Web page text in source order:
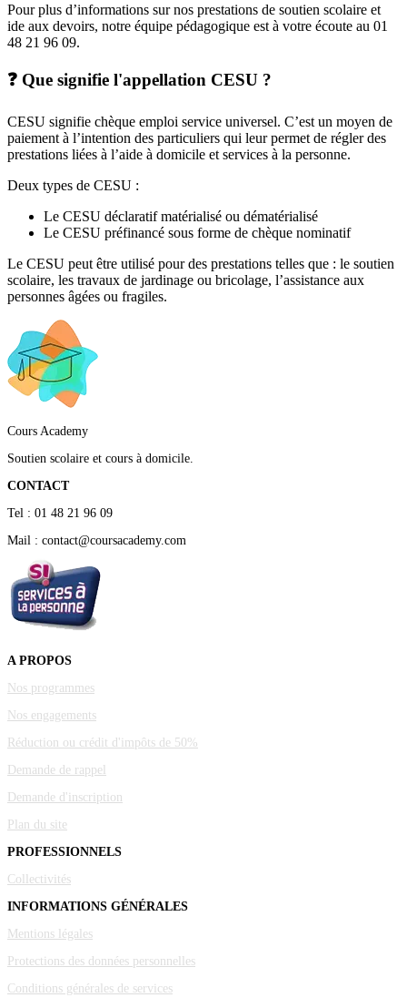
Pour plus d’informations sur nos prestations de soutien scolaire et
ide aux devoirs, notre équipe pédagogique est à votre écoute au 01
48 21 96 09.
❓ Que signifie l'appellation CESU ?
CESU signifie chèque emploi service universel. C’est un moyen de
paiement à l’intention des particuliers qui leur permet de régler des
prestations liées à l’aide à domicile et services à la personne.
Deux types de CESU :
Le CESU déclaratif matérialisé ou dématérialisé
Le CESU préfinancé sous forme de chèque nominatif
Le CESU peut être utilisé pour des prestations telles que : le soutien
scolaire, les travaux de jardinage ou bricolage, l’assistance aux
personnes âgées ou fragiles.
Cours Academy
Soutien scolaire et cours à domicile.
CONTACT
Tel : 01 48 21 96 09
Mail : contact@coursacademy.com
A PROPOS
Nos programmes
Nos engagements
Réduction ou crédit d'impôts de 50%
Demande de rappel
Demande d'inscription
Plan du site
PROFESSIONNELS
Collectivités
INFORMATIONS GÉNÉRALES
Mentions légales
Protections des données personnelles
Conditions générales de services